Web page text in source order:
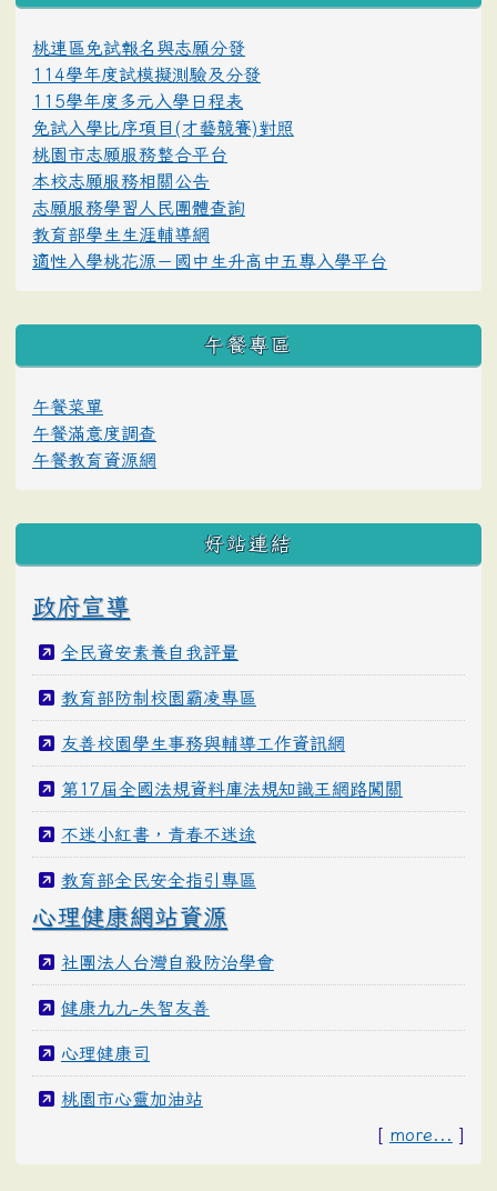
桃連區免試報名與志願分發
114學年度試模擬測驗及分發
115學年度多元入學日程表
免試入學比序項目(才藝競賽)對照
桃園市志願服務整合平台
本校志願服務相關公告
志願服務學習人民團體查詢
教育部學生生涯輔導網
適性入學桃花源－國中生升高中五專入學平台
午餐專區
午餐菜單
午餐滿意度調查
午餐教育資源網
好站連結
政府宣導
全民資安素養自我評量
教育部防制校園霸凌專區
友善校園學生事務與輔導工作資訊網
第17屆全國法規資料庫法規知識王網路闖關
不迷小紅書，青春不迷途
教育部全民安全指引專區
心理健康網站資源
社團法人台灣自殺防治學會
健康九九-失智友善
心理健康司
桃園市心靈加油站
[ more... ]